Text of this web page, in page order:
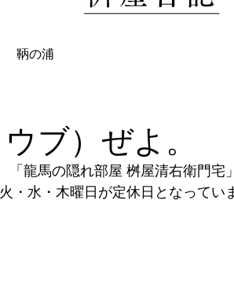
鞆の浦
ブ）ぜよ。
「龍馬の隠れ部屋 桝屋清右衛門宅
・水・木曜日が定休日となってい